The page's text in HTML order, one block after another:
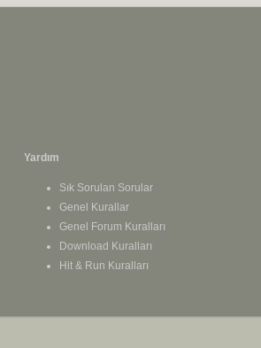
Yardım
Sık Sorulan Sorular
Genel Kurallar
Genel Forum Kuralları
Download Kuralları
Hit & Run Kuralları